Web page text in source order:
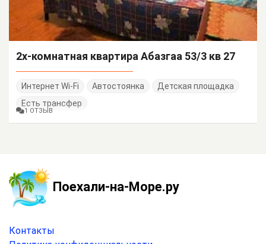
2х-комнатная квартира Абазгаа 53/3 кв 27
Интернет Wi-Fi Автостоянка
Детская площадка
Есть трансфер
1 ОТЗЫВ
Поехали-на-Море.ру
Контакты